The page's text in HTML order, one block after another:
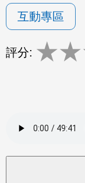
互動專區
評分: ★★